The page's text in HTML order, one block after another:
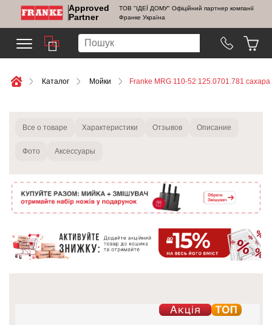
Approved
Partner
ТОВ "ІДЕЇ ДОМУ" Офіційний партнер компанії
Франке Україна
Каталог Мойки Franke MRG 110-52 125.0701.781 сахара
Все о товаре Характеристики Отзывов Описание
Фото Аксессуары